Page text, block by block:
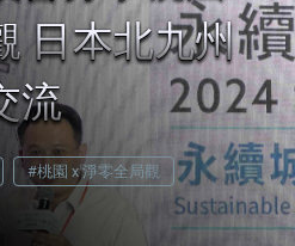
日本北九州
流
#桃園 x 淨零全局觀